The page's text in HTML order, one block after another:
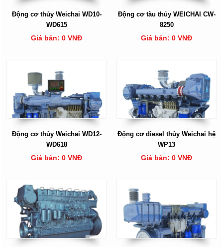
Động cơ thủy Weichai WD10-
WD615
Giá bán: 0 VNĐ
Động cơ tàu thủy WEICHAI CW-
8250
Giá bán: 0 VNĐ
Động cơ thủy Weichai WD12-
WD618
Giá bán: 0 VNĐ
Động cơ diesel thủy Weichai hệ
WP13
Giá bán: 0 VNĐ